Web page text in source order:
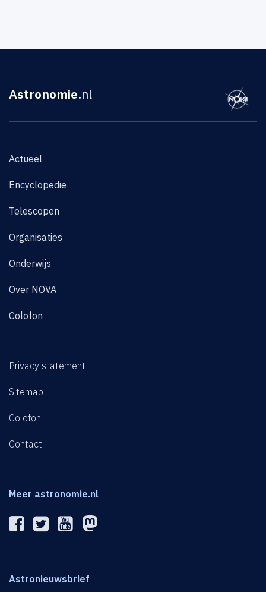
Astronomie.nl
Actueel
Encyclopedie
Telescopen
Organisaties
Onderwijs
Over NOVA
Colofon
Privacy statement
Sitemap
Colofon
Contact
Meer astronomie.nl
Astronieuwsbrief